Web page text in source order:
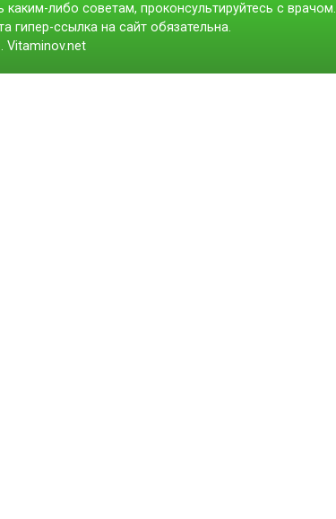
либо советам, проконсультируйтесь с врачом.
гипер-ссылка на сайт обязательна.
Vitaminov.net